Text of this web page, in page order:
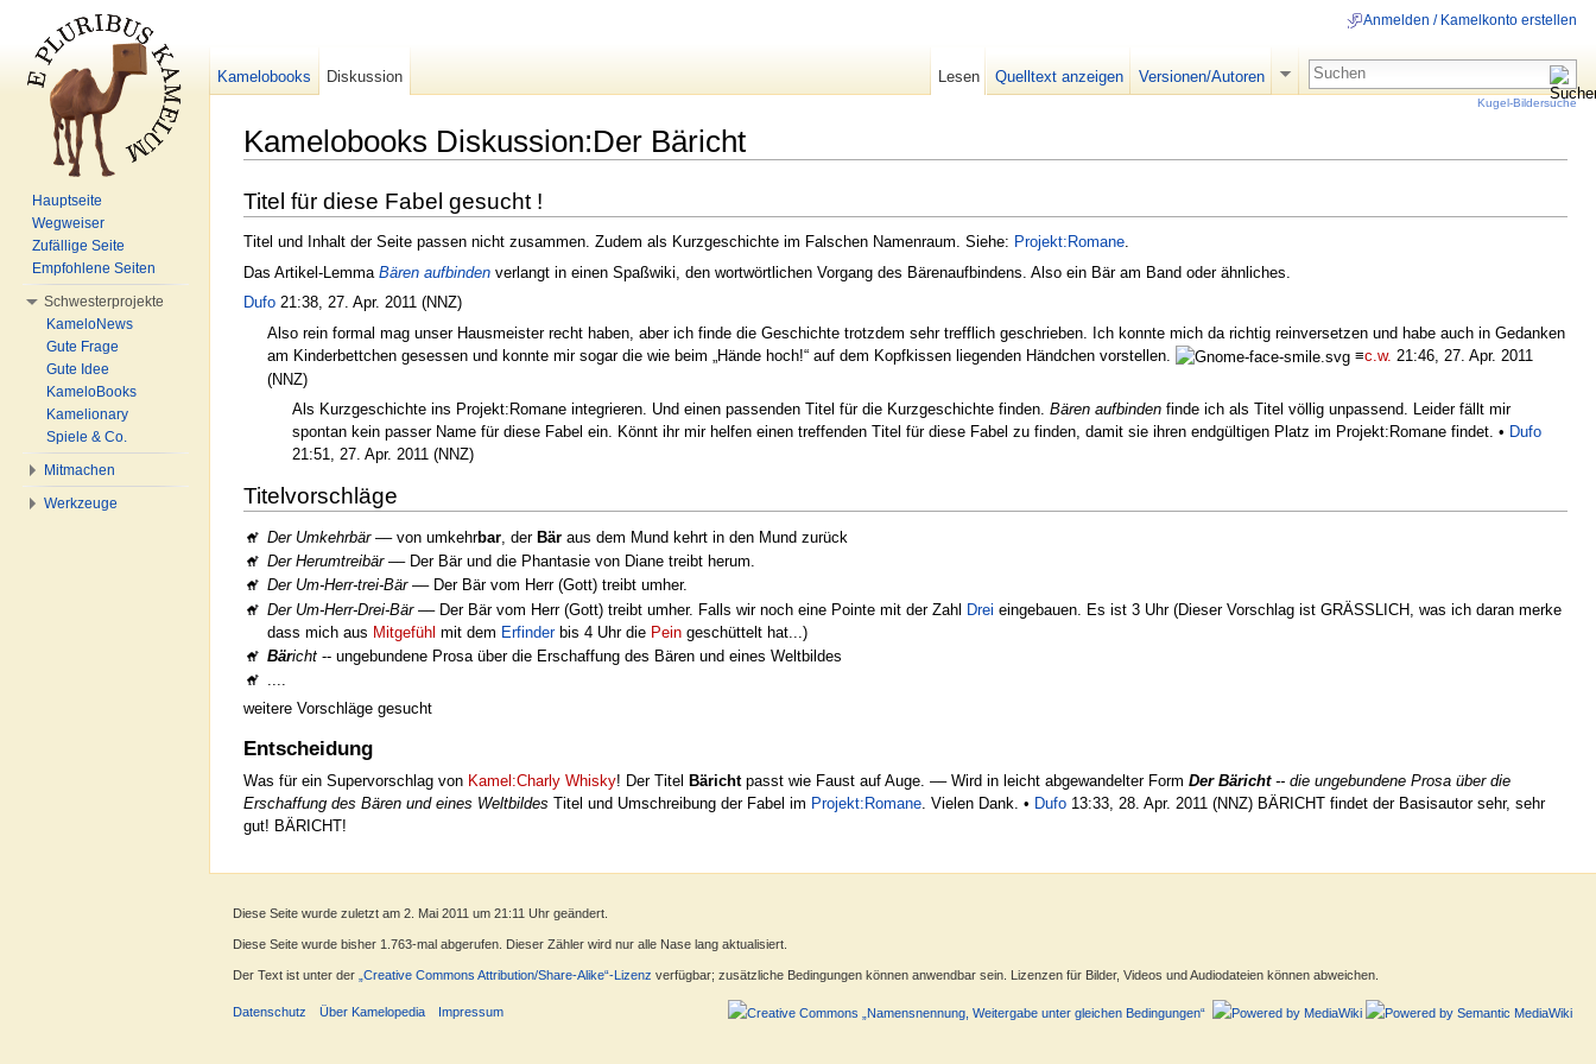
Kamelobooks Diskussion:Der Bäricht
Titel für diese Fabel gesucht !
Titel und Inhalt der Seite passen nicht zusammen. Zudem als Kurzgeschichte im Falschen Namenraum. Siehe: Projekt:Romane.
Das Artikel-Lemma Bären aufbinden verlangt in einen Spaßwiki, den wortwörtlichen Vorgang des Bärenaufbindens. Also ein Bär am Band oder ähnliches.
Dufo 21:38, 27. Apr. 2011 (NNZ)
Also rein formal mag unser Hausmeister recht haben, aber ich finde die Geschichte trotzdem sehr trefflich geschrieben. Ich konnte mich da richtig reinversetzen und habe auch in Gedanken
am Kinderbettchen gesessen und konnte mir sogar die wie beim „Hände hoch!“ auf dem Kopfkissen liegenden Händchen vorstellen.
≡c.w. 21:46, 27. Apr. 2011
(NNZ)
Als Kurzgeschichte ins Projekt:Romane integrieren. Und einen passenden Titel für die Kurzgeschichte finden. Bären aufbindenfinde ich als Titel völlig unpassend. Leider fällt mir
spontan kein passer Name für diese Fabel ein. Könnt ihr mir helfen einen treffenden Titel für diese Fabel zu finden, damit sie ihren endgültigen Platz im Projekt:Romane findet. • Dufo
21:51, 27. Apr. 2011 (NNZ)
Titelvorschläge
Der Umkehrbär–– von umkehrbar , der Bär aus dem Mund kehrt in den Mund zurück
Der Herumtreibär–– Der Bär und die Phantasie von Diane treibt herum.
Der Um-Herr-trei-Bär–– Der Bär vom Herr (Gott) treibt umher.
Der Um-Herr-Drei-Bär–– Der Bär vom Herr (Gott) treibt umher. Falls wir noch eine Pointe mit der Zahl Drei eingebauen. Es ist 3 Uhr (Dieser Vorschlag ist GRÄSSLICH, was ich daran merke
dass mich aus Mitgefühl mit dem Erfinderbis 4 Uhr die Pein geschüttelt hat...)
Bäricht -- ungebundene Prosa über die Erschaffung des Bären und eines Weltbildes
....
weitere Vorschläge gesucht
Entscheidung
Was für ein Supervorschlag von Kamel:Charly Whisky! Der Titel Bärichtpasst wie Faust auf Auge. –– Wird in leicht abgewandelter Form Der Bäricht-- die ungebundene Prosa über die
Erschaffung des Bären und eines Weltbildes Titel und Umschreibung der Fabel im Projekt:Romane. Vielen Dank. • Dufo 13:33, 28. Apr. 2011 (NNZ) BÄRICHT findet der Basisautor sehr, sehr
gut! BÄRICHT!
Anmelden / Kamelkonto erstellen
Kamelobooks Diskussion Lesen Quelltext anzeigen Versionen/Autoren
Kugel-Bildersuche
Hauptseite
Wegweiser
Zufällige Seite
Empfohlene Seiten
Schwesterprojekte
KameloNews
Gute Frage
Gute Idee
KameloBooks
Kamelionary
Spiele & Co.
Mitmachen
Werkzeuge
Diese Seite wurde zuletzt am 2. Mai 2011 um 21:11 Uhr geändert.
Diese Seite wurde bisher 1.763-mal abgerufen. Dieser Zähler wird nur alle Nase lang aktualisiert.
Der Text ist unter der „Creative Commons Attribution/Share-Alike“-Lizenz verfügbar; zusätzliche Bedingungen können anwendbar sein. Lizenzen für Bilder, Videos und Audiodateien können abweichen.
Datenschutz Über Kamelopedia Impressum